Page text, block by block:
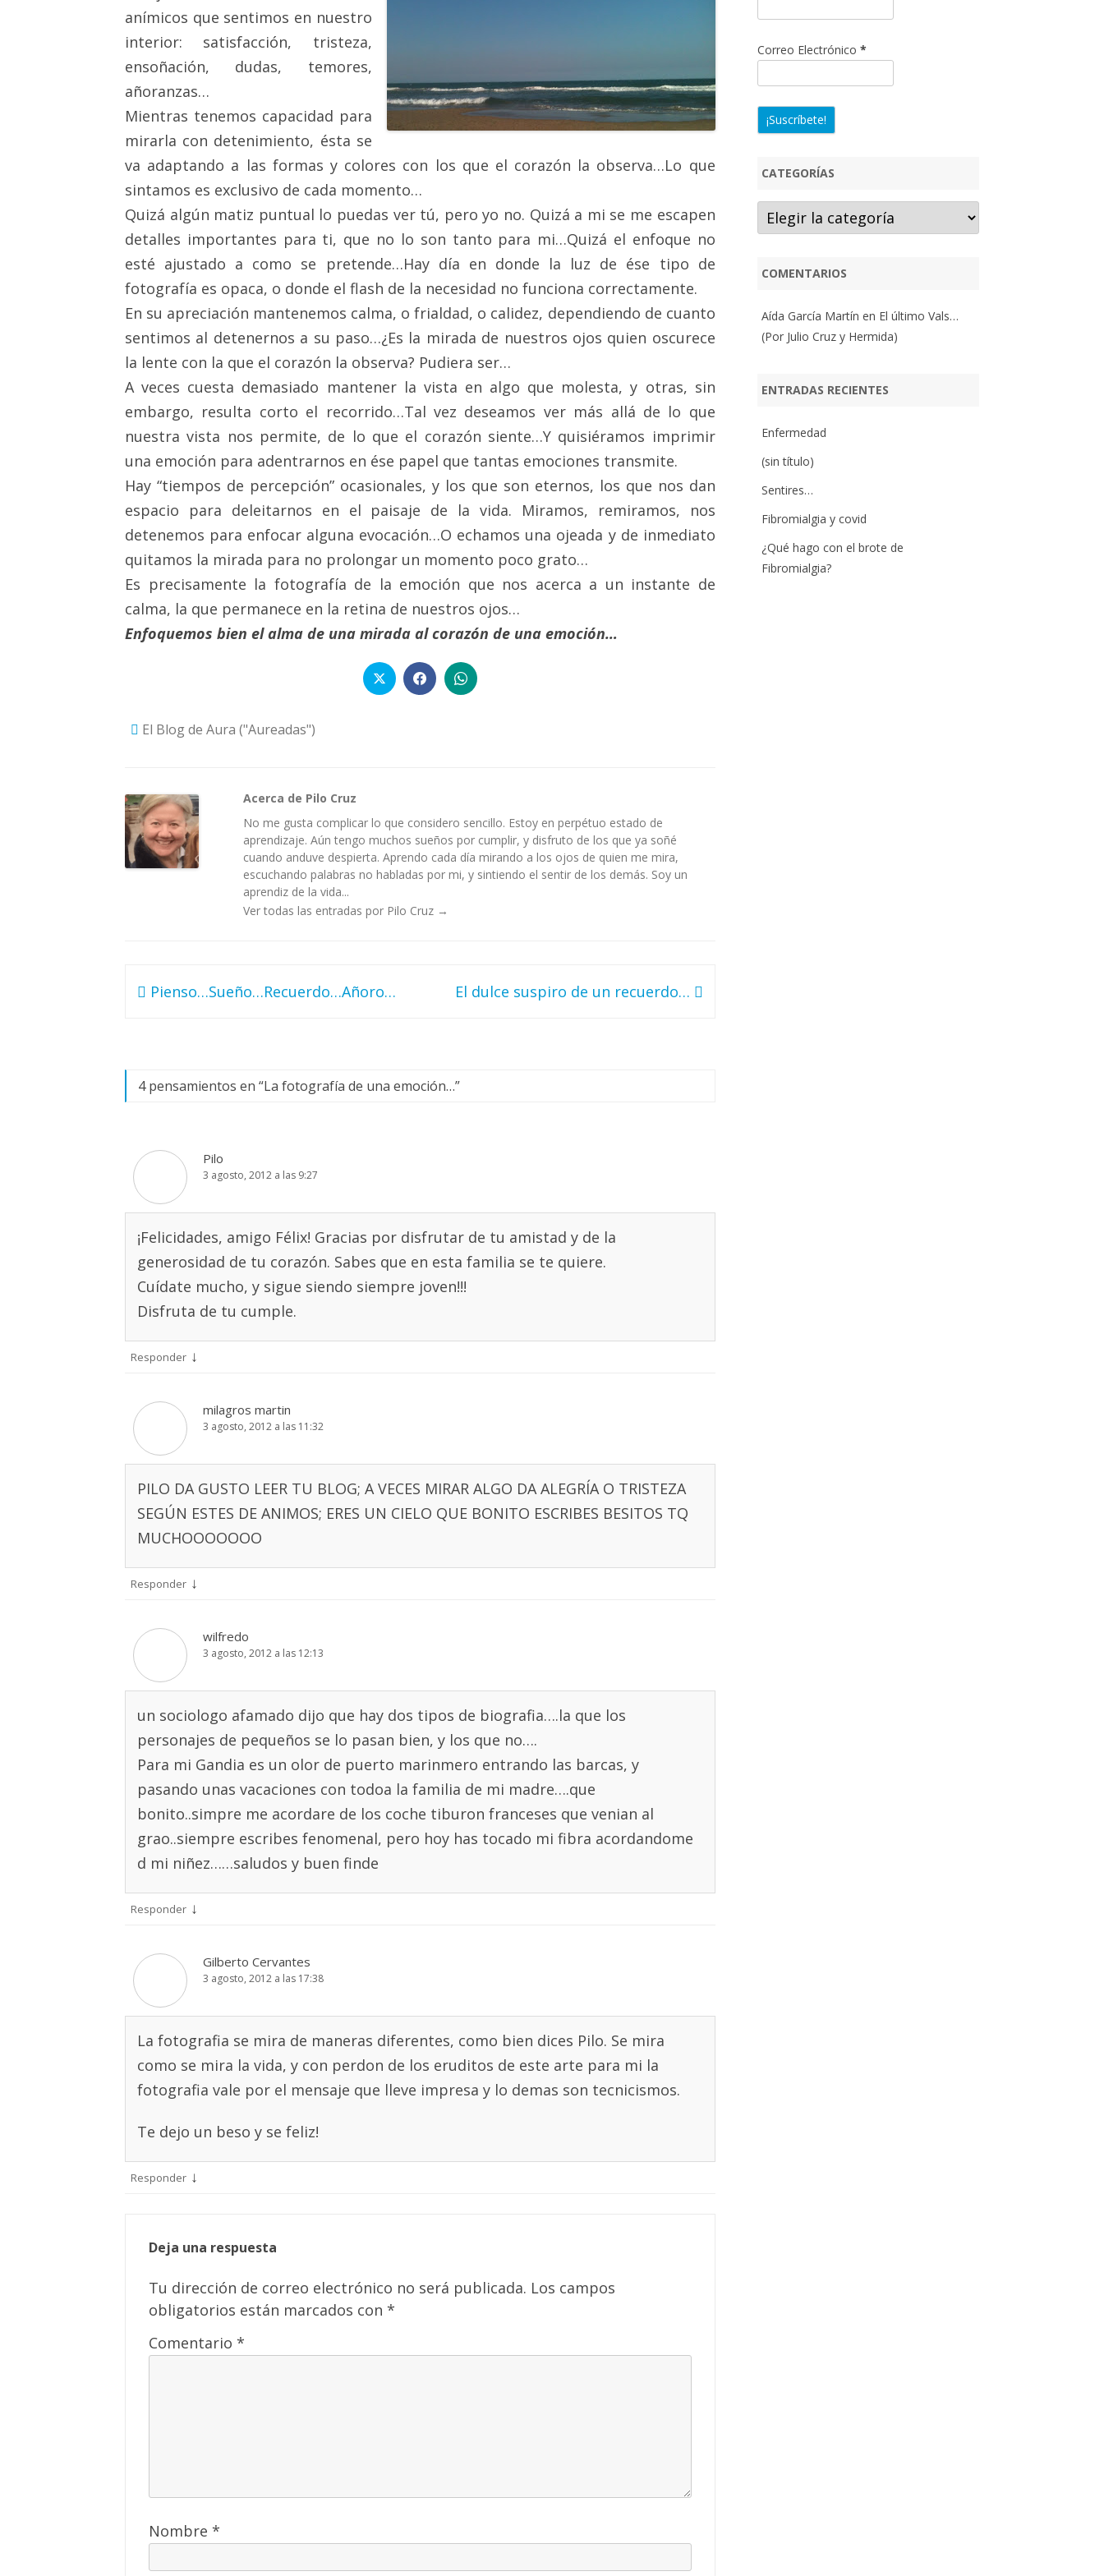
anímicos que sentimos en nuestro
interior: satisfacción, tristeza,
ensoñación, dudas, temores,
añoranzas…
Mientras tenemos capacidad para
mirarla con detenimiento, ésta se
va adaptando a las formas y colores con los que el corazón la observa…Lo que
sintamos es exclusivo de cada momento…
Quizá algún matiz puntual lo puedas ver tú, pero yo no. Quizá a mi se me escapen
detalles importantes para ti, que no lo son tanto para mi…Quizá el enfoque no
esté ajustado a como se pretende…Hay día en donde la luz de ése tipo de
fotografía es opaca, o donde el flash de la necesidad no funciona correctamente.
En su apreciación mantenemos calma, o frialdad, o calidez, dependiendo de cuanto
sentimos al detenernos a su paso…¿Es la mirada de nuestros ojos quien oscurece
la lente con la que el corazón la observa? Pudiera ser…
A veces cuesta demasiado mantener la vista en algo que molesta, y otras, sin
embargo, resulta corto el recorrido…Tal vez deseamos ver más allá de lo que
nuestra vista nos permite, de lo que el corazón siente…Y quisiéramos imprimir
una emoción para adentrarnos en ése papel que tantas emociones transmite.
Hay “tiempos de percepción” ocasionales, y los que son eternos, los que nos dan
espacio para deleitarnos en el paisaje de la vida. Miramos, remiramos, nos
detenemos para enfocar alguna evocación…O echamos una ojeada y de inmediato
quitamos la mirada para no prolongar un momento poco grato…
Es precisamente la fotografía de la emoción que nos acerca a un instante de
calma, la que permanece en la retina de nuestros ojos…
Enfoquemos bien el alma de una mirada al corazón de una emoción…
El Blog de Aura ("Aureadas")
Acerca de Pilo Cruz
No me gusta complicar lo que considero sencillo. Estoy en perpétuo estado de
aprendizaje. Aún tengo muchos sueños por cumplir, y disfruto de los que ya soñé
cuando anduve despierta. Aprendo cada día mirando a los ojos de quien me mira,
escuchando palabras no habladas por mi, y sintiendo el sentir de los demás. Soy un
aprendiz de la vida...
Ver todas las entradas por Pilo Cruz →
Navegación
Pienso…Sueño…Recuerdo…Añoro… El dulce suspiro de un recuerdo…
4 pensamientos en “La fotografía de una emoción…”
Pilo
3 agosto, 2012 a las 9:27
¡Felicidades, amigo Félix! Gracias por disfrutar de tu amistad y de la
generosidad de tu corazón. Sabes que en esta familia se te quiere.
Cuídate mucho, y sigue siendo siempre joven!!!
Disfruta de tu cumple.
Responder ↓
milagros martin
3 agosto, 2012 a las 11:32
PILO DA GUSTO LEER TU BLOG; A VECES MIRAR ALGO DA ALEGRÍA O TRISTEZA
SEGÚN ESTES DE ANIMOS; ERES UN CIELO QUE BONITO ESCRIBES BESITOS TQ
MUCHOOOOOOO
Responder ↓
wilfredo
3 agosto, 2012 a las 12:13
un sociologo afamado dijo que hay dos tipos de biografia….la que los
personajes de pequeños se lo pasan bien, y los que no….
Para mi Gandia es un olor de puerto marinmero entrando las barcas, y
pasando unas vacaciones con todoa la familia de mi madre….que
bonito..simpre me acordare de los coche tiburon franceses que venian al
grao..siempre escribes fenomenal, pero hoy has tocado mi fibra acordandome
d mi niñez……saludos y buen finde
Responder ↓
Gilberto Cervantes
3 agosto, 2012 a las 17:38
La fotografia se mira de maneras diferentes, como bien dices Pilo. Se mira
como se mira la vida, y con perdon de los eruditos de este arte para mi la
fotografia vale por el mensaje que lleve impresa y lo demas son tecnicismos.
Te dejo un beso y se feliz!
Responder ↓
Deja una respuesta
Tu dirección de correo electrónico no será publicada. Los campos
obligatorios están marcados con *
Comentario *
Nombre *
Correo Electrónico *
CATEGORÍAS
Categorías
COMENTARIOS
Aída García Martín en El último Vals…
(Por Julio Cruz y Hermida)
ENTRADAS RECIENTES
Enfermedad
(sin título)
Sentires…
Fibromialgia y covid
¿Qué hago con el brote de
Fibromialgia?